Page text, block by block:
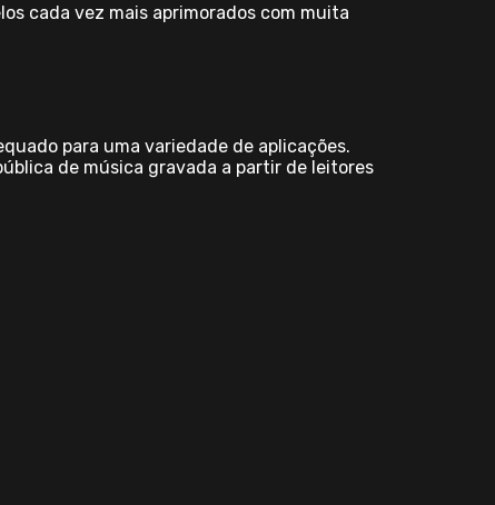
cada vez mais aprimorados com muita
para uma variedade de aplicações.
de música gravada a partir de leitores